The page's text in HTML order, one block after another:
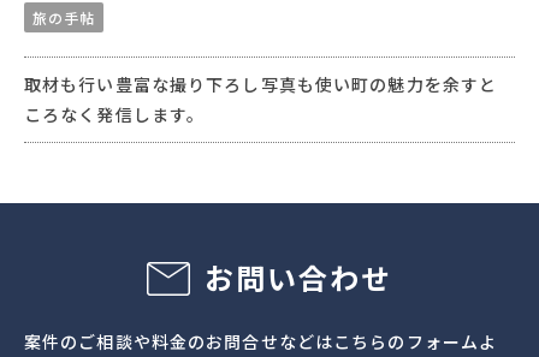
旅の手帖
取材も行い豊富な撮り下ろし写真も使い町の魅力を余すと
ころなく発信します。
お問い合わせ
案件のご相談や料金のお問合せなどはこちらのフォームよ